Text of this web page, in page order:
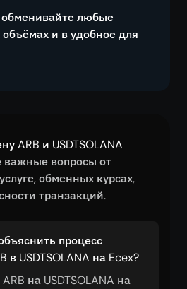
обменивайте любые
и в удобное для
ARB и USDTSOLANA
вопросы от
обменных курсах,
транзакций.
процесс
в USDTSOLANA на Ecex?
на USDTSOLANA на